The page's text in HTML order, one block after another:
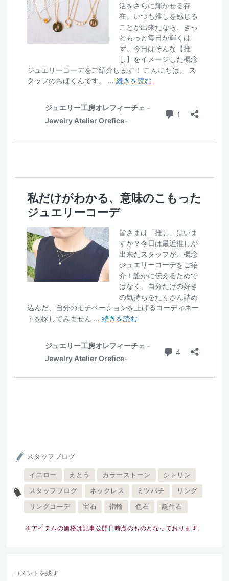
スタッフブログ
イエロー えとう カラーストーン シトリン
スタッフブログ ネックレス ミツバチ リング
リングコーデ 宝石 指輪 色石 誕生石
※アイテムの価格は記事公開日時点のものとなっております。
コメントを残す